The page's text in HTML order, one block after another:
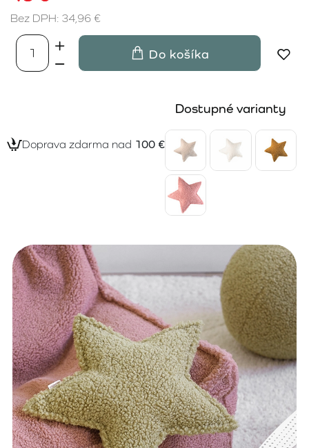
Bez DPH: 34,96 €
Do košíka
Doprava zdarma nad 100 €
Dostupné varianty